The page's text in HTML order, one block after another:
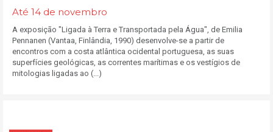
Até 14 de novembro
A exposição "Ligada à Terra e Transportada pela Água", de Emilia
Pennanen (Vantaa, Finlândia, 1990) desenvolve-se a partir de
encontros com a costa atlântica ocidental portuguesa, as suas
superfícies geológicas, as correntes marítimas e os vestígios de
mitologias ligadas ao (...)